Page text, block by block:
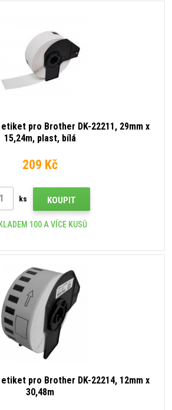
pro Brother DK-22211, 29mm x
15,24m, plast, bílá
209 Kč
ks KOUPIT
100 A VÍCE KUSŮ
pro Brother DK-22214, 12mm x
30,48m